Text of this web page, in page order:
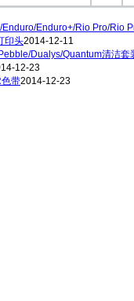
Enduro/Enduro+/Rio Pro/Rio
印头2014-12-11
Dualys/Quantum清洁套
12-23
带2014-12-23